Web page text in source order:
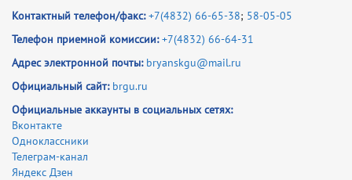
Контактный телефон/факс: +7(4832) 66-65-38; 58-05-05
Телефон приемной комиссии: +7(4832) 66-64-31
Адрес электронной почты: bryanskgu@mail.ru
Официальный сайт: brgu.ru
Официальные аккаунты в социальных сетях:
Вконтакте
Одноклассники
Телеграм-канал
Яндекс Дзен